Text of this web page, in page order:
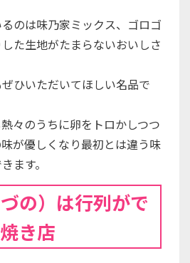
のは味乃家ミックス、ゴロゴ
た生地がたまらないおいしさ
ひいただいてほしい名品で
々のうちに卵をトロかしつつ
が優しくなり最初とは違う味
ます。
の）は行列がで
き店